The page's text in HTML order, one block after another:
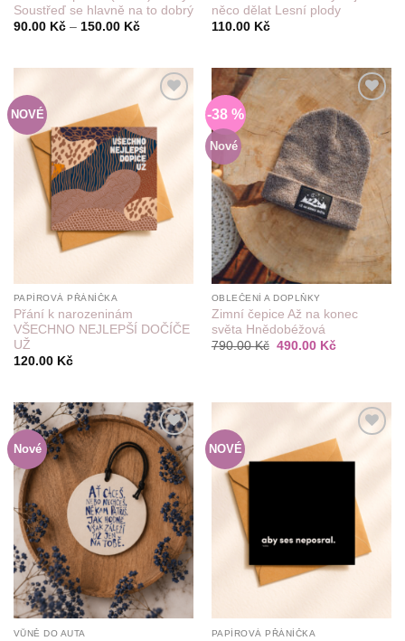
Soustřeď se hlavně na to dobrý
90.00 Kč – 150.00 KčRozpětí
150.00 Kč
něco dělat Lesní plody
110.00 Kč
NOVÉ
seznamu
přání
PAPÍROVÁ PŘÁNÍČKA
Přání k narozeninám
VŠECHNO NEJLEPŠÍ DOČÍČE
UŽ
120.00 Kč
-38 %
Nové
Do
seznamu
přání
OBLEČENÍ A DOPLŇKY
Zimní čepice Až na konec
světa Hnědobéžová
790.00Kč Původní
490.00 KčAktuální
Nové
Do
seznamu
přání
VŮNĚ DO AUTA
NOVÉ
seznamu
PAPÍROVÁ PŘÁNÍČKA